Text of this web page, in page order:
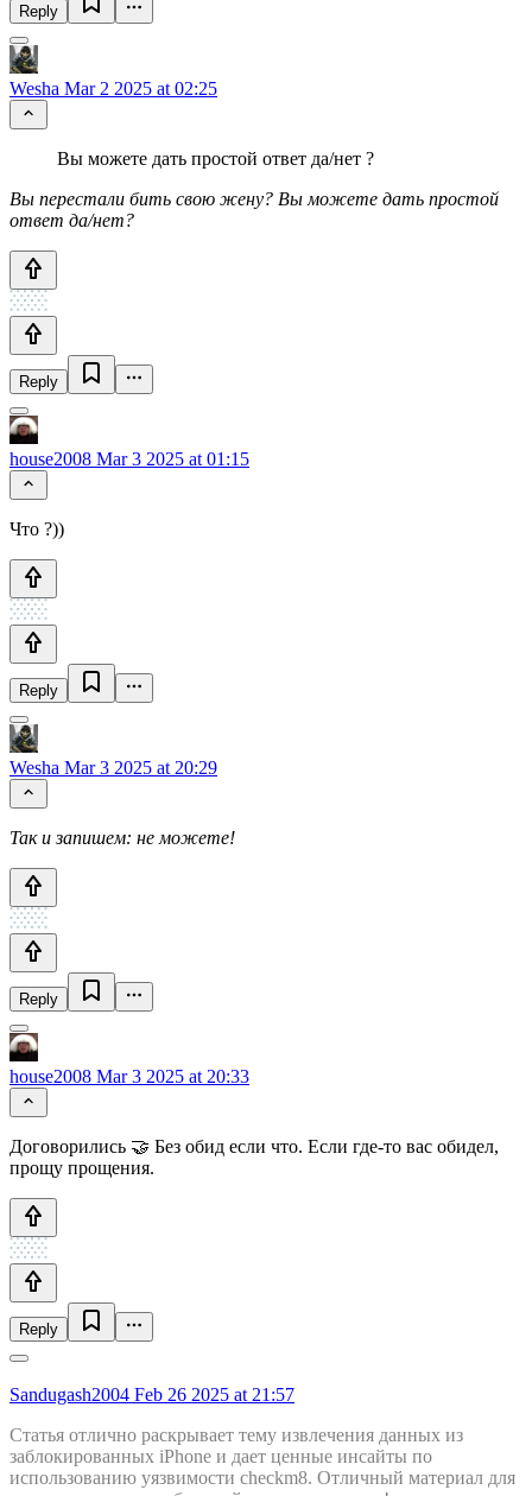
Reply
Wesha Mar 2 2025 at 02:25
Вы можете дать простой ответ да/нет ?
Вы перестали бить свою жену? Вы можете дать простой
ответ да/нет?
Reply
house2008 Mar 3 2025 at 01:15
Что ?))
Reply
Wesha Mar 3 2025 at 20:29
Так и запишем: не можете!
Reply
house2008 Mar 3 2025 at 20:33
Договорились 🤝 Без обид если что. Если где-то вас обидел,
прощу прощения.
Reply
Sandugash2004 Feb 26 2025 at 21:57
Статья отлично раскрывает тему извлечения данных из
заблокированных iPhone и дает ценные инсайты по
использованию уязвимости checkm8. Отличный материал для